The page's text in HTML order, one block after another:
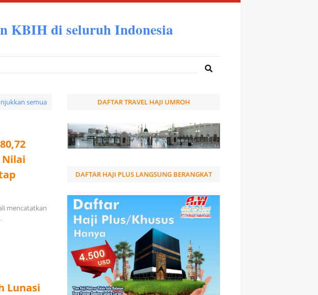
KBIH di seluruh Indonesia
semua
Nilai
mencatatkan
Lunasi
DAFTAR TRAVEL HAJI UMROH
DAFTAR HAJI PLUS LANGSUNG BERANGKAT